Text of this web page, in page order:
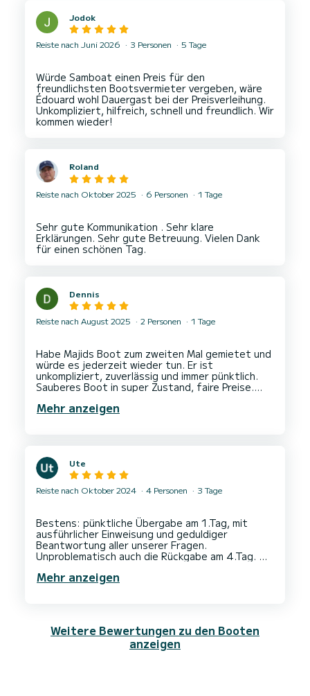
Jodok
Reiste nach Juni 2026 3 Personen 5 Tage
Würde Samboat einen Preis für den
freundlichsten Bootsvermieter vergeben, wäre
Édouard wohl Dauergast bei der Preisverleihung.
Unkompliziert, hilfreich, schnell und freundlich. Wir
Roland
Reiste nach Oktober 2025 6 Personen 1 Tage
Sehr gute Kommunikation . Sehr klare
Erklärungen. Sehr gute Betreuung. Vielen Dank
Dennis
Reiste nach August 2025 2 Personen 1 Tage
Habe Majids Boot zum zweiten Mal gemietet und
würde es jederzeit wieder tun. Er ist
unkompliziert, zuverlässig und immer pünktlich.
Sauberes Boot in super Zustand, faire Preise.
Mehr anzeigen
Ute
Reiste nach Oktober 2024 4 Personen 3 Tage
Bestens: pünktliche Übergabe am 1.Tag, mit
ausführlicher Einweisung und geduldiger
Beantwortung aller unserer Fragen.
Unproblematisch auch die Rückgabe am 4.Tag.
Bootsbesitzer .
Mehr anzeigen
Weitere Bewertungen zu den Booten
anzeigen